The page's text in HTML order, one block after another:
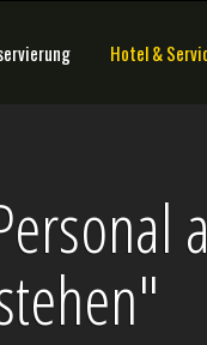
Hotel &